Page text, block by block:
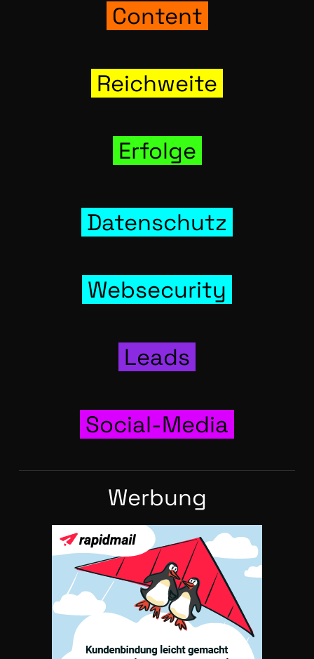
Con­tent
Reich­wei­te
Erfol­ge
Daten­schutz
Web­se­cu­ri­ty
Leads
Social-Media
Wer­bung